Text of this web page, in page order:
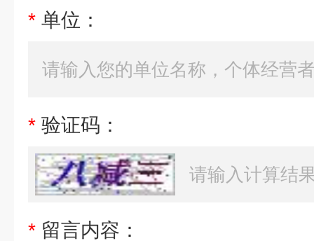
* 单位：
* 验证码：
* 留言内容：